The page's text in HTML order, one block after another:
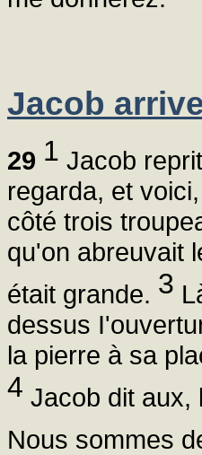
Jacob
29 1 Jacob
regarda, et
côté trois
qu'on abreuvait
était grande. 3
dessus
la pierre à sa
4 Jacob dit aux,
Nous sommes